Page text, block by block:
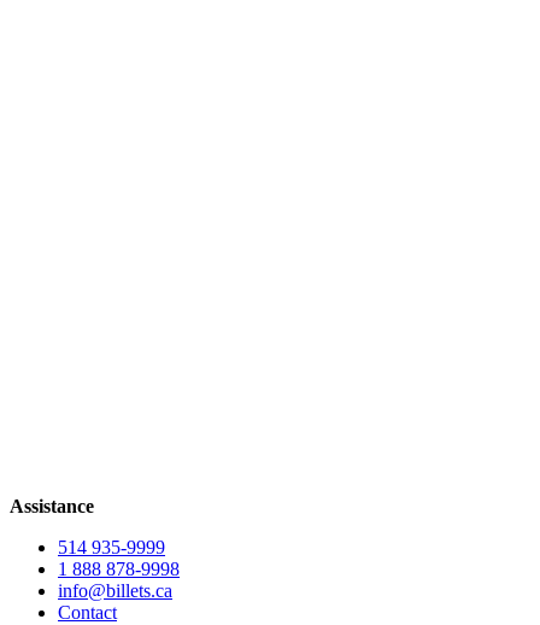
Assistance
514 935-9999
1 888 878-9998
info@billets.ca
Contact